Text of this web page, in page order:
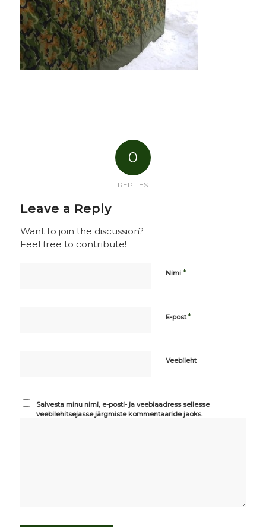
0
REPLIES
Leave a Reply
Want to join the discussion?
Feel free to contribute!
Nimi *
E-post*
Veebileht
Salvesta minu nimi, e-posti- ja veebiaadress sellesse
veebilehitsejasse järgmiste kommentaaride jaoks.